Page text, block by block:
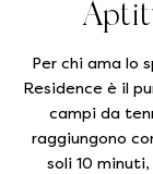
Per chi ama lo
Residence è il
campi da
raggiungono
soli 10